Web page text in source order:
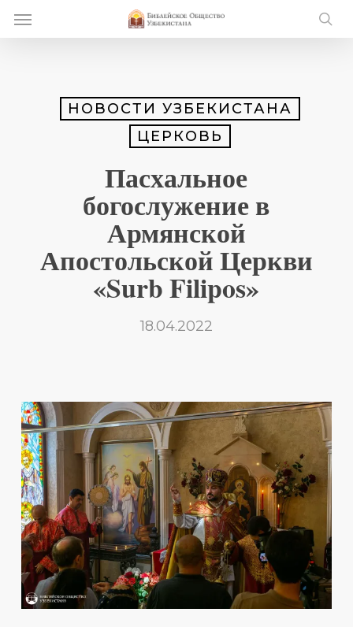
Menu
НОВОСТИ УЗБЕКИСТАНА
ЦЕРКОВЬ
Пасхальное
богослужение в
Армянской
Апостольской Церкви
«Surb Filipos»
18.04.2022